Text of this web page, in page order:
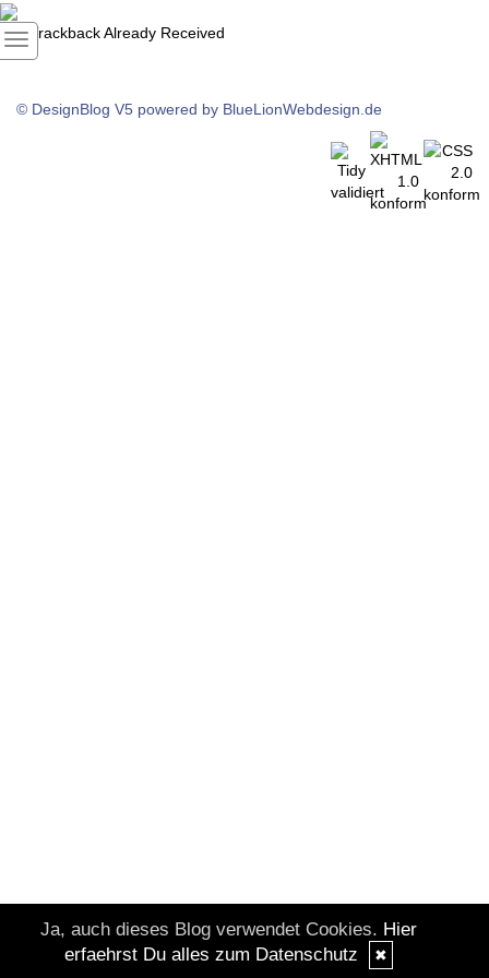
1 Trackback Already Received
© DesignBlog V5 powered by BlueLionWebdesign.de
Ja, auch dieses Blog verwendet Cookies. Hier
erfaehrst Du alles zum Datenschutz
✖